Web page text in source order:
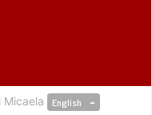
Micaela English